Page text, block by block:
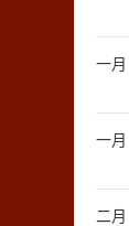
一月
一月
二月